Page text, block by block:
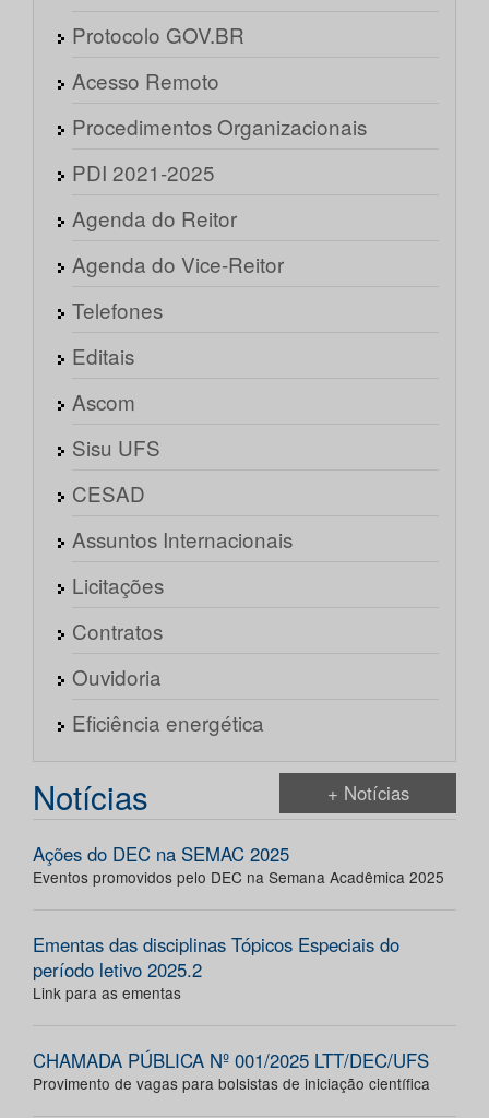
Protocolo GOV.BR
Acesso Remoto
Procedimentos Organizacionais
PDI 2021-2025
Agenda do Reitor
Agenda do Vice-Reitor
Telefones
Editais
Ascom
Sisu UFS
CESAD
Assuntos Internacionais
Licitações
Contratos
Ouvidoria
Eficiência energética
Notícias + Notícias
Ações do DEC na SEMAC 2025
Eventos promovidos pelo DEC na Semana Acadêmica 2025
Ementas das disciplinas Tópicos Especiais do
período letivo 2025.2
Link para as ementas
CHAMADA PÚBLICA Nº 001/2025 LTT/DEC/UFS
Provimento de vagas para bolsistas de iniciação científica